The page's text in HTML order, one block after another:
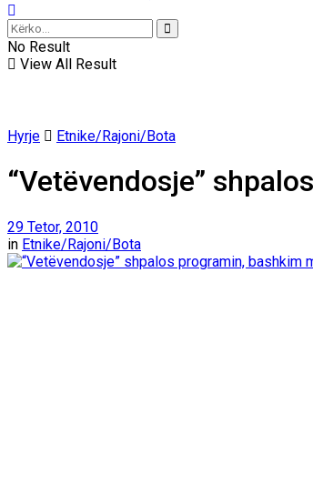
No Result
View All Result
Hyrje Etnike/Rajoni/Bota
“Vetëvendosje”
29 Tetor, 2010
in Etnike/Rajoni/Bota